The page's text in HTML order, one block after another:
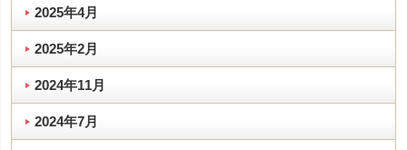
2025年4月
2025年2月
2024年11月
2024年7月